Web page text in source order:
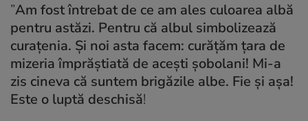
”Am fost întrebat de ce am ales culoarea albă
pentru astăzi. Pentru că albul simbolizează
curațenia. Și noi asta facem: curățăm țara de
mizeria împrăștiată de acești șobolani! Mi-a
zis cineva că suntem brigăzile albe. Fie și așa!
Este o luptă deschisă!